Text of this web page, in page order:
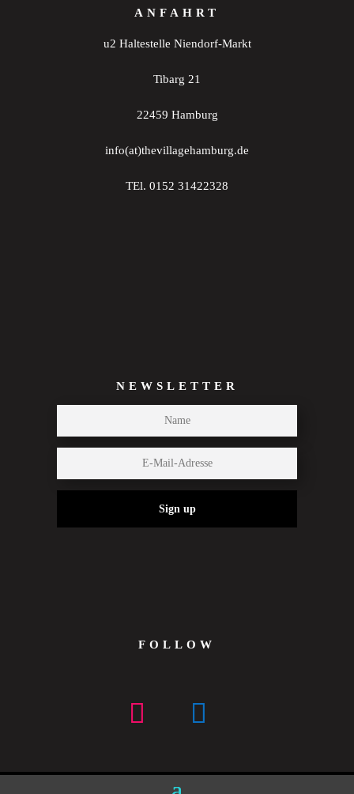
ANFAHRT
u2 Haltestelle Niendorf-Markt
Tibarg 21
22459 Hamburg
info(at)thevillagehamburg.de
TEl. 0152 31422328
NEWSLETTER
Sign up
FOLLOW